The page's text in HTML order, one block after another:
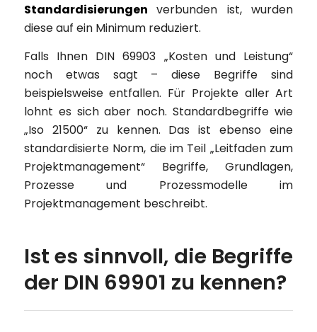
Standardisierungenverbunden ist, wurden
diese auf ein Minimum reduziert.
Falls Ihnen DIN 69903 „Kosten und Leistung“
noch etwas sagt – diese Begriffe sind
beispielsweise entfallen. Für Projekte aller Art
lohnt es sich aber noch. Standardbegriffe wie
„Iso 21500“ zu kennen. Das ist ebenso eine
standardisierte Norm, die im Teil „Leitfaden zum
Projektmanagement“ Begriffe, Grundlagen,
Prozesse und Prozessmodelle im
Projektmanagement beschreibt.
Ist es sinnvoll, die Begriffe
der DIN 69901 zu kennen?